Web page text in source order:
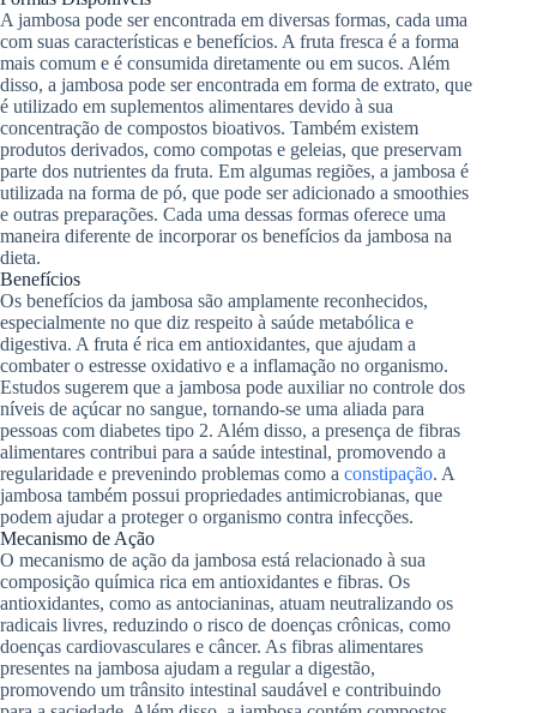
A jambosa pode ser encontrada em diversas formas, cada uma
com suas características e benefícios. A fruta fresca é a forma
mais comum e é consumida diretamente ou em sucos. Além
disso, a jambosa pode ser encontrada em forma de extrato, que
é utilizado em suplementos alimentares devido à sua
concentração de compostos bioativos. Também existem
produtos derivados, como compotas e geleias, que preservam
parte dos nutrientes da fruta. Em algumas regiões, a jambosa é
utilizada na forma de pó, que pode ser adicionado a smoothies
e outras preparações. Cada uma dessas formas oferece uma
maneira diferente de incorporar os benefícios da jambosa na
dieta.
Benefícios
Os benefícios da jambosa são amplamente reconhecidos,
especialmente no que diz respeito à saúde metabólica e
digestiva. A fruta é rica em antioxidantes, que ajudam a
combater o estresse oxidativo e a inflamação no organismo.
Estudos sugerem que a jambosa pode auxiliar no controle dos
níveis de açúcar no sangue, tornando-se uma aliada para
pessoas com diabetes tipo 2. Além disso, a presença de fibras
alimentares contribui para a saúde intestinal, promovendo a
regularidade e prevenindo problemas como a constipação. A
jambosa também possui propriedades antimicrobianas, que
podem ajudar a proteger o organismo contra infecções.
Mecanismo de Ação
O mecanismo de ação da jambosa está relacionado à sua
composição química rica em antioxidantes e fibras. Os
antioxidantes, como as antocianinas, atuam neutralizando os
radicais livres, reduzindo o risco de doenças crônicas, como
doenças cardiovasculares e câncer. As fibras alimentares
presentes na jambosa ajudam a regular a digestão,
promovendo um trânsito intestinal saudável e contribuindo